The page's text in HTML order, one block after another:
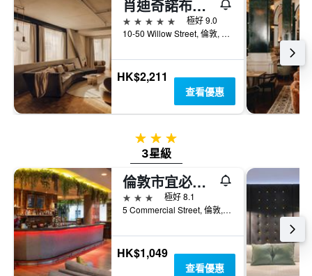
肖迪奇諾布酒店
5星級
極好 9.0
10-50 Willow Street, 倫敦, 英國
HK$2,211
查看優惠
3星級
3星級
倫敦市宜必思酒店- 肖迪奇
3星級
極好 8.1
5 Commercial Street, 倫敦, 英國
HK$1,049
查看優惠